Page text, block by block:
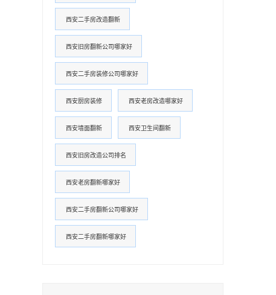
西安二手房改造翻新
西安旧房翻新公司哪家好
西安二手房装修公司哪家好
西安厨房装修 西安老房改造哪家好
西安墙面翻新 西安卫生间翻新
西安旧房改造公司排名
西安老房翻新哪家好
西安二手房翻新公司哪家好
西安二手房翻新哪家好